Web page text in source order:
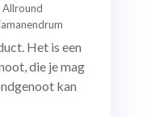
Allround
Het is een
die je mag
kan